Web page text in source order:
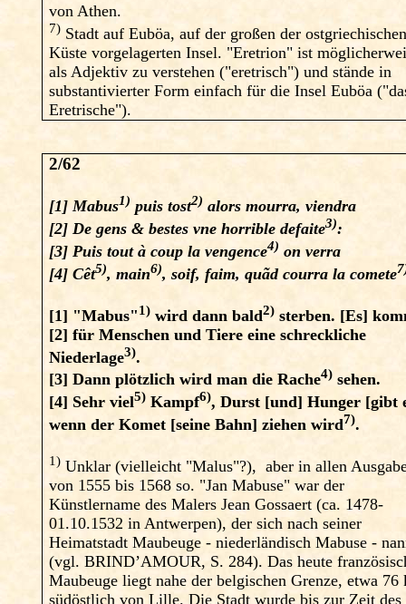
von Athen.
7) Stadt auf Euböa, auf der großen der
Küste vorgelagerten Insel. "Eretrion" ist
als Adjektiv zu verstehen ("eretrisch") und stände in
substantivierter Form einfach für die Insel Euböa
Eretrische").
2/62
[1] Mabus1) puis tost2) alors mourra, viendra
[2] De gens & bestes vne horrible defaite3):
[3] Puis tout à coup la vengence4) on verra
[4] Cêt5), main6), soif, faim, quãd courra la comete
[1] "Mabus"1) wird dann bald2) sterben. [Es]
[2]für Menschen und Tiere eine schreckliche
Niederlage3).
[3]Dann plötzlich wird man die Rache4) sehen.
[4] Sehr viel5) Kampf6), Durst [und] Hunger [gibt
wenn der Komet [seine Bahn] ziehen wird7).
1) Unklar (vielleicht "Malus"?),
aber in allen
von 1555 bis 1568 so. "Jan Mabuse" war der
Künstlername des Malers Jean Gossaert (ca. 1478-
01.10.1532 in Antwerpen), der sich nach seiner
Heimatstadt Maubeuge - niederländisch Mabuse -
(vgl. BRIND’AMOUR, S. 284). Das heute
Maubeuge liegt nahe der belgischen Grenze, etwa 76
südöstlich von Lille. Die Stadt wurde bis zur Zeit des